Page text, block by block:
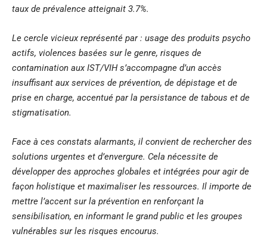
taux de prévalence atteignait 3.7%.
Le cercle vicieux représenté par : usage des produits psycho
actifs, violences basées sur le genre, risques de
contamination aux IST/VIH s’accompagne d’un accès
insuffisant aux services de prévention, de dépistage et de
prise en charge, accentué par la persistance de tabous et de
stigmatisation.
Face à ces constats alarmants, il convient de rechercher des
solutions urgentes et d’envergure. Cela nécessite de
développer des approches globales et intégrées pour agir de
façon holistique et maximaliser les ressources. Il importe de
mettre l’accent sur la prévention en renforçant la
sensibilisation, en informant le grand public et les groupes
vulnérables sur les risques encourus.